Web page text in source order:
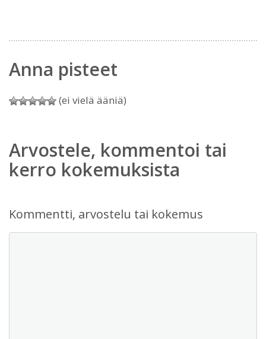
Anna pisteet
(ei vielä ääniä)
Arvostele, kommentoi tai
kerro kokemuksista
Kommentti, arvostelu tai kokemus